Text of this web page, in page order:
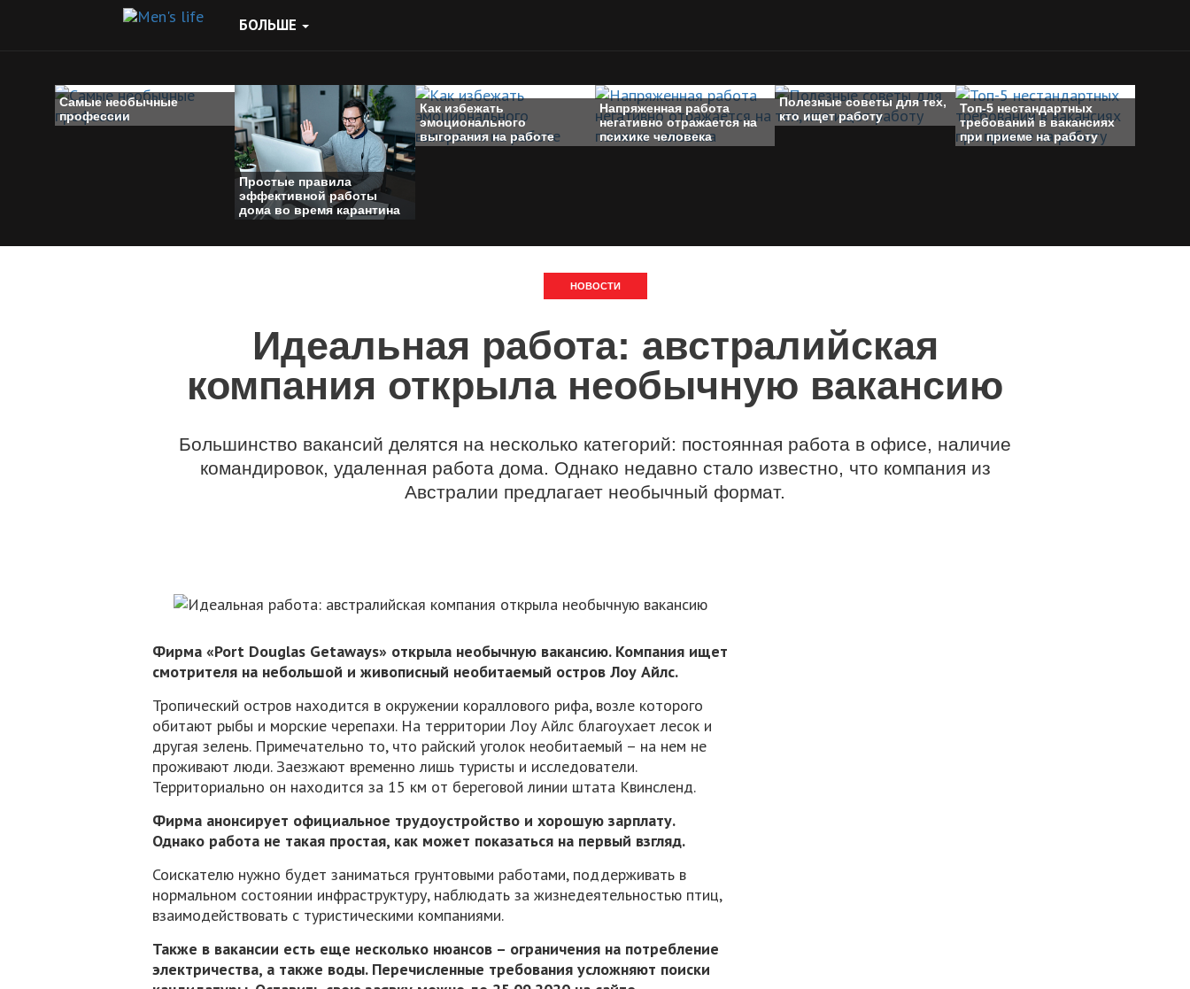
БОЛЬШЕ
Самые необычные
профессии
Простые правила
эффективной работы
дома во время карантина
Как избежать
эмоционального
выгорания на работе
Напряженная работа
негативно отражается на
психике человека
Полезные советы для тех,
кто ищет работу
Топ-5 нестандартных
требований в вакансиях
при приеме на работу
НОВОСТИ
Идеальная работа: австралийская
компания открыла необычную вакансию
Большинство вакансий делятся на несколько категорий: постоянная работа в офисе, наличие
командировок, удаленная работа дома. Однако недавно стало известно, что компания из
Австралии предлагает необычный формат.
Фирма «Port Douglas Getaways» открыла необычную вакансию. Компания ищет
смотрителя на небольшой и живописный необитаемый остров Лоу Айлс.
Тропический остров находится в окружении кораллового рифа, возле которого
обитают рыбы и морские черепахи. На территории Лоу Айлс благоухает лесок и
другая зелень. Примечательно то, что райский уголок необитаемый – на нем не
проживают люди. Заезжают временно лишь туристы и исследователи.
Территориально он находится за 15 км от береговой линии штата Квинсленд.
Фирма анонсирует официальное трудоустройство и хорошую зарплату.
Однако работа не такая простая, как может показаться на первый взгляд.
Соискателю нужно будет заниматься грунтовыми работами, поддерживать в
нормальном состоянии инфраструктуру, наблюдать за жизнедеятельностью птиц,
взаимодействовать с туристическими компаниями.
Также в вакансии есть еще несколько нюансов – ограничения на потребление
электричества, а также воды. Перечисленные требования усложняют поиски